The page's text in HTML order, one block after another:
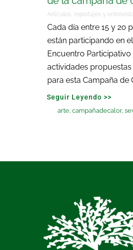
Artículos, reportajes y
Cada día entre 15 y 20
están participando en
Encuentro Participativo
actividades
para esta Campaña de
Seguir Leyendo >>
arte, campañadecalor,